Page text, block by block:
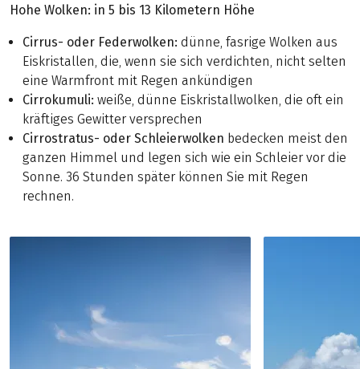
Hohe Wolken: in 5 bis 13 Kilometern Höhe
Cirrus- oder Federwolken: dünne, fasrige Wolken aus
Eiskristallen, die, wenn sie sich verdichten, nicht selten
eine Warmfront mit Regen ankündigen
Cirrokumuli: weiße, dünne Eiskristallwolken, die oft ein
kräftiges Gewitter versprechen
Cirrostratus- oder Schleierwolken bedecken meist den
ganzen Himmel und legen sich wie ein Schleier vor die
Sonne. 36 Stunden später können Sie mit Regen
rechnen.